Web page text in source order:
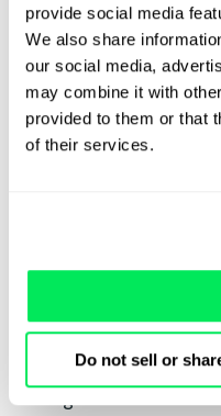
provide social media
We also share
our social media,
may combine it with
provided to them or that
of their services.
Do not sell or
lorsque vos plans
satisfaits à cause
actuel ?C’est
vous adaptez
rester bloqué dans le
des principaux
camions complets
Bas, en Allemagne
de 95 camions et
autres, leur dernière
fois une opportunité
défi opérationnel
leur grande flotte